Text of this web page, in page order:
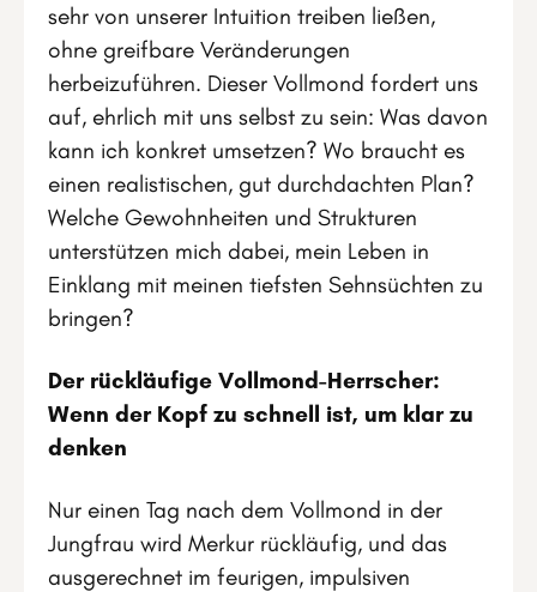
sehr von unserer Intuition treiben ließen,
ohne greifbare Veränderungen
herbeizuführen. Dieser Vollmond fordert uns
auf, ehrlich mit uns selbst zu sein: Was davon
kann ich konkret umsetzen? Wo braucht es
einen realistischen, gut durchdachten Plan?
Welche Gewohnheiten und Strukturen
unterstützen mich dabei, mein Leben in
Einklang mit meinen tiefsten Sehnsüchten zu
bringen?
Der rückläufige Vollmond-Herrscher:
Wenn der Kopf zu schnell ist, um klar zu
denken
Nur einen Tag nach dem Vollmond in der
Jungfrau wird Merkur rückläufig, und das
ausgerechnet im feurigen, impulsiven